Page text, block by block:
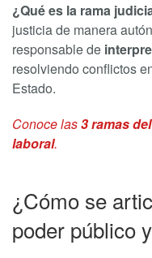
¿Qué es la rama
justicia de manera
responsable de
resolviendo conflictos
Estado.
Conoce las3 ramas
laboral.
¿Cómo se
poder público